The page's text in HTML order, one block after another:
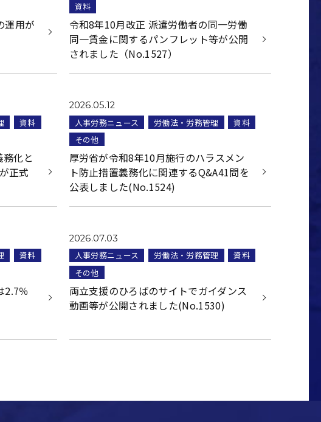
運用が
資料
令和8年10月改正 派遣労働者の同一労働
同一賃金に関するパンフレット等が公開
されました（No.1527）
資料
化と
正式
2026.05.12
人事労務ニュース 労働法・労務管理
資料
その他
厚労省が令和8年10月施行のハラスメン
ト防止措置義務化に関連するQ&A41問を
公表しました(No.1524)
資料
％
2026.07.03
人事労務ニュース 労働法・労務管理
資料
その他
両立支援のひろばのサイトでガイダンス
動画等が公開されました(No.1530)